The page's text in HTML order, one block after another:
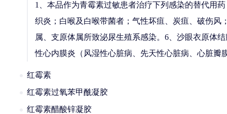
1、本品作为青霉素过敏患者治疗下列感染的替代用
织炎；白喉及白喉带菌者；气性坏疽、炭疽、破伤风
属、支原体属所致泌尿生殖系感染。6、沙眼衣原体
性心内膜炎（风湿性心脏病、先天性心脏病、心脏
红霉素
红霉素过氧苯甲酰凝胶
红霉素醋酸锌凝胶